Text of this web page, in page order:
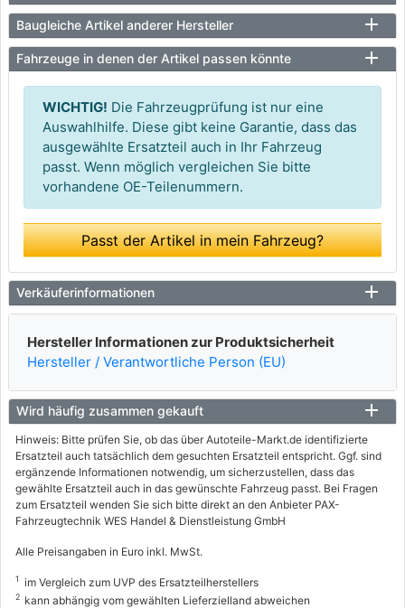
Baugleiche Artikel anderer Hersteller
Fahrzeuge in denen der Artikel passen könnte
WICHTIG! Die Fahrzeugprüfung ist nur eine
Auswahlhilfe. Diese gibt keine Garantie, dass das
ausgewählte Ersatzteil auch in Ihr Fahrzeug
passt. Wenn möglich vergleichen Sie bitte
vorhandene OE-Teilenummern.
Passt der Artikel in mein Fahrzeug?
Verkäuferinformationen
Hersteller Informationen zur Produktsicherheit
Hersteller / Verantwortliche Person (EU)
Wird häufig zusammen gekauft
Hinweis: Bitte prüfen Sie, ob das über Autoteile-Markt.de identifizierte
Ersatzteil auch tatsächlich dem gesuchten Ersatzteil entspricht. Ggf. sind
ergänzende Informationen notwendig, um sicherzustellen, dass das
gewählte Ersatzteil auch in das gewünschte Fahrzeug passt. Bei Fragen
zum Ersatzteil wenden Sie sich bitte direkt an den Anbieter PAX-
Fahrzeugtechnik WES Handel & Dienstleistung GmbH
Alle Preisangaben in Euro inkl. MwSt.
1 im Vergleich zum UVP des Ersatzteilherstellers
2 kann abhängig vom gewählten Lieferzielland abweichen